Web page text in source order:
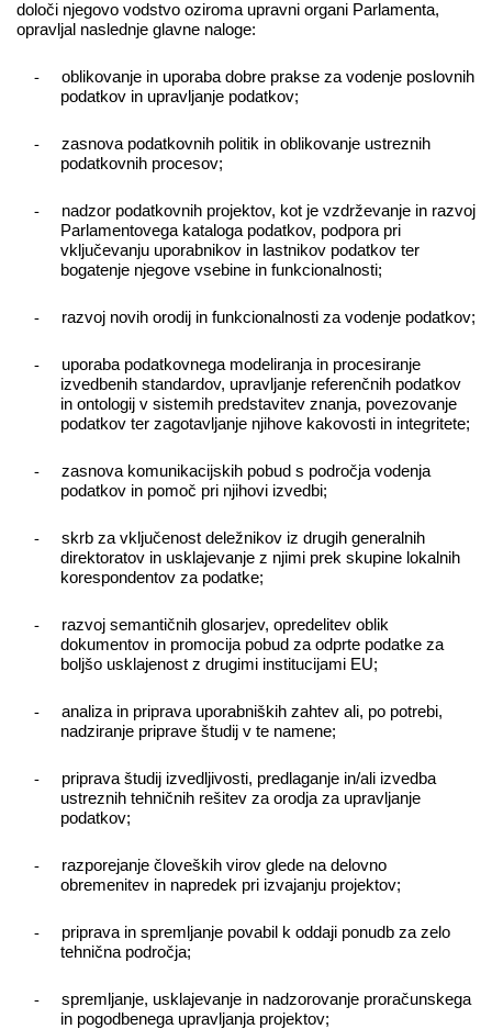
določi njegovo vodstvo oziroma upravni organi Parlamenta,
opravljal naslednje glavne naloge:
-
oblikovanje in uporaba dobre prakse za vodenje poslovnih
podatkov in upravljanje podatkov;
-
zasnova podatkovnih politik in oblikovanje ustreznih
podatkovnih procesov;
-
nadzor podatkovnih projektov, kot je vzdrževanje in razvoj
Parlamentovega kataloga podatkov, podpora pri
vključevanju uporabnikov in lastnikov podatkov ter
bogatenje njegove vsebine in funkcionalnosti;
- razvoj novih orodij in funkcionalnosti za vodenje podatkov;
-
uporaba podatkovnega modeliranja in procesiranje
izvedbenih standardov, upravljanje referenčnih podatkov
in ontologij v sistemih predstavitev znanja, povezovanje
podatkov ter zagotavljanje njihove kakovosti in integritete;
-
zasnova komunikacijskih pobud s področja vodenja
podatkov in pomoč pri njihovi izvedbi;
-
skrb za vključenost deležnikov iz drugih generalnih
direktoratov in usklajevanje z njimi prek skupine lokalnih
korespondentov za podatke;
-
razvoj semantičnih glosarjev, opredelitev oblik
dokumentov in promocija pobud za odprte podatke za
boljšo usklajenost z drugimi institucijami EU;
-
analiza in priprava uporabniških zahtev ali, po potrebi,
nadziranje priprave študij v te namene;
-
priprava študij izvedljivosti, predlaganje in/ali izvedba
ustreznih tehničnih rešitev za orodja za upravljanje
podatkov;
-
razporejanje človeških virov glede na delovno
obremenitev in napredek pri izvajanju projektov;
-
priprava in spremljanje povabil k oddaji ponudb za zelo
tehnična področja;
-
spremljanje, usklajevanje in nadzorovanje proračunskega
in pogodbenega upravljanja projektov;